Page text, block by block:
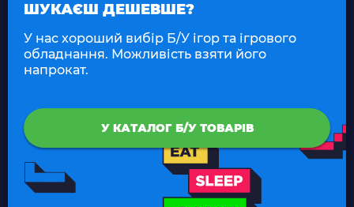
ШУКАЄШ ДЕШЕВШЕ?
У нас хороший вибір Б/У ігор та ігрового
обладнання. Можливість взяти його
напрокат.
У КАТАЛОГ Б/У ТОВАРІВ